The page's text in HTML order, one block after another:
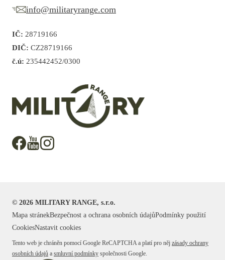
info@militaryrange.com
IČ: 28719166
DIČ: CZ28719166
č.ú: 235442452/0300
© 2026 MILITARY RANGE, s.r.o.
Mapa stránekBezpečnost a ochrana osobních údajůPodmínky použití
CookiesNastavit cookies
Tento web je chráněn pomocí Google ReCAPTCHA a platí pro něj zásady ochrany
osobních údajů a smluvní podmínky společnosti Google.